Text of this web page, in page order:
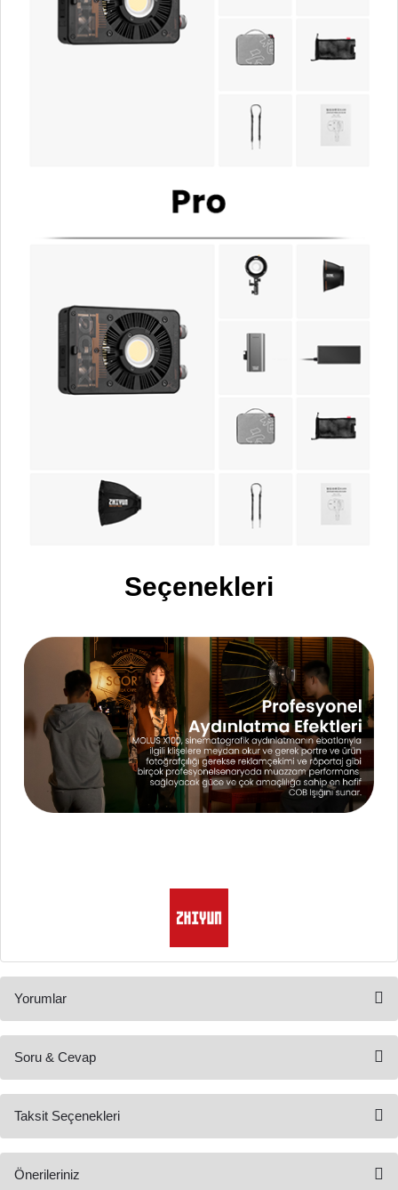
Seçenekleri
Yorumlar
Soru & Cevap
Taksit Seçenekleri
Önerileriniz